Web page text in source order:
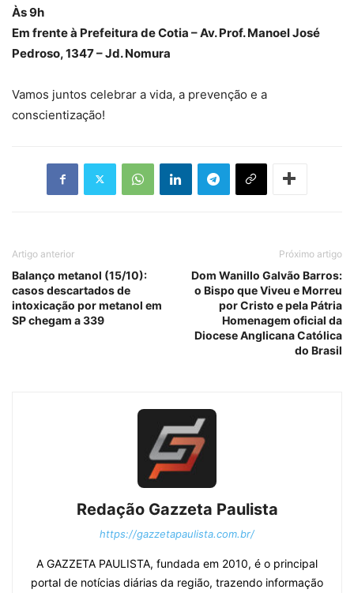
Às 9h
Em frente à Prefeitura de Cotia – Av. Prof. Manoel José
Pedroso, 1347 – Jd. Nomura
Vamos juntos celebrar a vida, a prevenção e a
conscientização!
Artigo anterior
Balanço metanol (15/10):
casos descartados de
intoxicação por metanol em
SP chegam a 339
Próximo artigo
Dom Wanillo Galvão Barros:
o Bispo que Viveu e Morreu
por Cristo e pela Pátria
Homenagem oficial da
Diocese Anglicana Católica
do Brasil
Redação Gazzeta Paulista
https://gazzetapaulista.com.br/
A GAZZETA PAULISTA, fundada em 2010, é o principal
portal de notícias diárias da região, trazendo informação